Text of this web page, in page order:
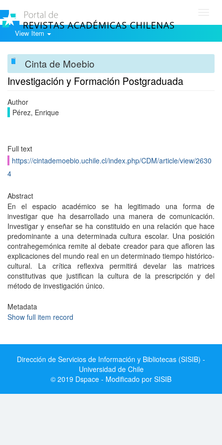
View Item
Cinta de Moebio
Investigación y Formación Postgraduada
Author
Pérez, Enrique
Full text
https://cintademoebio.uchile.cl/index.php/CDM/article/view/2630
4
Abstract
En el espacio académico se ha legitimado una forma de
investigar que ha desarrollado una manera de comunicación.
Investigar y enseñar se ha constituido en una relación que hace
predominante a una determinada cultura escolar. Una posición
contrahegemónica remite al debate creador para que afloren las
explicaciones del mundo real en un determinado tiempo histórico-
cultural. La crítica reflexiva permitirá develar las matrices
constitutivas que justifican la cultura de la prescripción y del
método de investigación único.
Metadata
Show full item record
Dirección de Servicios de Información y Bibliotecas (SISIB) -
Universidad de Chile
© 2019 Dspace - Modificado por SISIB